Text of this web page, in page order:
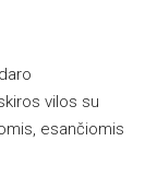
vilos su
esančiomis